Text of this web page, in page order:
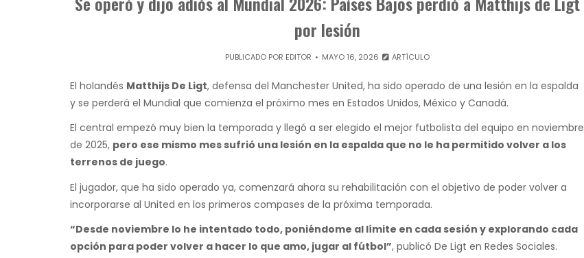
por lesión
PUBLICADO POR EDITOR MAYO 16, 2026 ARTÍCULO
El holandés Matthijs De Ligt, defensa del Manchester United, ha sido operado de una lesión en la espalda
y se perderá el Mundial que comienza el próximo mes en Estados Unidos, México y Canadá.
El central empezó muy bien la temporada y llegó a ser elegido el mejor futbolista del equipo en noviembre
de 2025, pero ese mismo mes sufrió una lesión en la espalda que no le ha permitido volver a los
terrenos de juego.
El jugador, que ha sido operado ya, comenzará ahora su rehabilitación con el objetivo de poder volver a
incorporarse al United en los primeros compases de la próxima temporada.
“Desde noviembre lo he intentado todo, poniéndome al límite en cada sesión y explorando cada
opción para poder volver a hacer lo que amo, jugar al fútbol”, publicó De Ligt en Redes Sociales.